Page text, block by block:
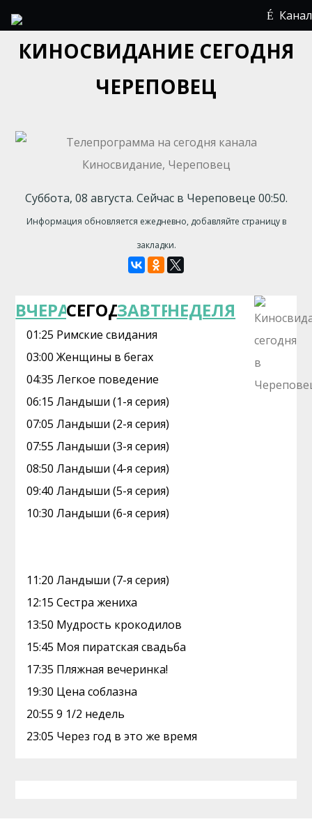
КИНОСВИДАНИЕ СЕГОДНЯ
ЧЕРЕПОВЕЦ
Суббота, 08 августа. Сейчас в Череповеце 00:50.
Информация обновляется ежедневно, добавляйте страницу в
закладки.
ВЧЕРАСЕГОДНЯЗАВТРАНЕДЕЛЯ
01:25 Римские свидания
03:00 Женщины в бегах
04:35 Легкое поведение
06:15 Ландыши (1-я серия)
07:05 Ландыши (2-я серия)
07:55 Ландыши (3-я серия)
08:50 Ландыши (4-я серия)
09:40 Ландыши (5-я серия)
10:30 Ландыши (6-я серия)
11:20 Ландыши (7-я серия)
12:15 Сестра жениха
13:50 Мудрость крокодилов
15:45 Моя пиратская свадьба
17:35 Пляжная вечеринка!
19:30 Цена соблазна
20:55 9 1/2 недель
23:05 Через год в это же время